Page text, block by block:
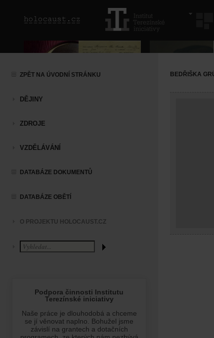
ZPĚT NA ÚVODNÍ STRÁNKU
DĚJINY
ZDROJE
VZDĚLÁVÁNÍ
DATABÁZE DOKUMENTŮ
DATABÁZE OBĚTÍ
O PROJEKTU HOLOCAUST.CZ
BEDŘIŠKA